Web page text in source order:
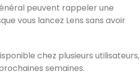
peuvent rappeler une
vous lancez Lens sans avoir
chez plusieurs utilisateurs,
semaines.